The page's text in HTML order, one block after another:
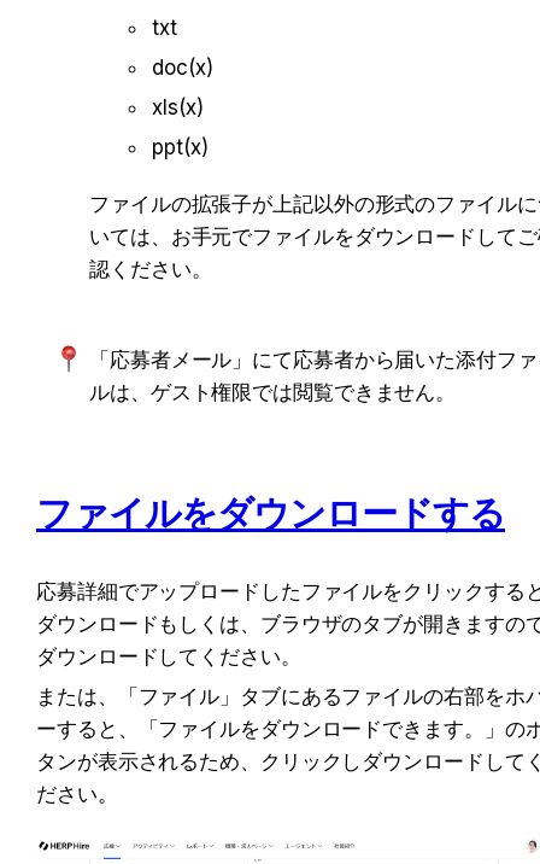
txt
doc(x)
xls(x)
ppt(x)
ファイルの拡張子が上記以外の形式のファイル
いては、お手元でファイルをダウンロードして
認ください。
「応募者メール」にて応募者から届いた添付フ
ルは、ゲスト権限では閲覧できません。
ファイルをダウンロードする
応募詳細でアップロードしたファイルをクリックする
ダウンロードもしくは、ブラウザのタブが開きますの
ダウンロードしてください。
または、「ファイル」タブにあるファイルの右部をホ
ーすると、「ファイルをダウンロードできます。」の
タンが表示されるため、クリックしダウンロードして
ださい。